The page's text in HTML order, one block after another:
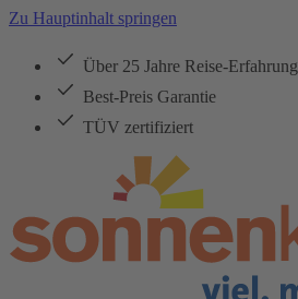
Zu Hauptinhalt springen
Über 25 Jahre Reise-Erfahrung
Best-Preis Garantie
TÜV zertifiziert